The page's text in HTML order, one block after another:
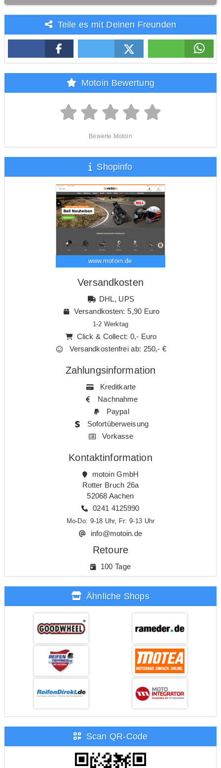
Teile es mit Deinen Freunden
Motoin Bewertung
Bewerte Motoin
Shopinfo
www.motoin.de
Versandkosten
DHL, UPS
Versandkosten: 5,90 Euro
1-2 Werktag
Click & Collect: 0,- Euro
Versandkostenfrei ab: 250,- €
Zahlungsinformation
Kreditkarte
Nachnahme
Paypal
Sofortüberweisung
Vorkasse
Kontaktinformation
motoin GmbH
Rotter Bruch 26a
52068 Aachen
0241 4125990
Mo-Do: 9-18 Uhr, Fr: 9-13 Uhr
info@motoin.de
Retoure
100 Tage
Ähnliche Shops
Scan QR-Code